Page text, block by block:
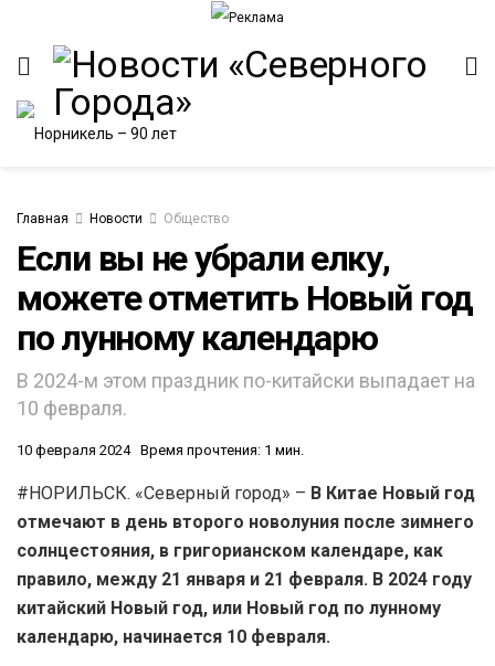
Главная Новости Общество
Если вы не убрали елку,
можете отметить Новый год
по лунному календарю
В 2024-м этом праздник по-китайски выпадает на
10 февраля.
10 февраля 2024 Время прочтения: 1 мин.
#НОРИЛЬСК. «Северный город» – В Китае Новый год
отмечают в день второго новолуния после зимнего
солнцестояния, в григорианском календаре, как
правило, между 21 января и 21 февраля. В 2024 году
китайский Новый год, или Новый год по лунному
календарю, начинается 10 февраля.